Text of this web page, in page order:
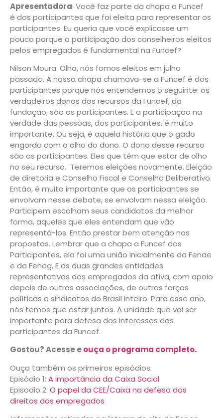
Apresentadora: Você faz parte da chapa a Funcef
é dos participantes que foi eleita para representar os
participantes. Eu queria que você explicasse um
pouco porque a participação dos conselheiros eleitos
pelos empregados é fundamental na Funcef?
Nilson Moura: Olha, nós fomos eleitos em julho
passado. A nossa chapa chamava-se a Funcef é dos
participantes porque nós entendemos o seguinte: os
verdadeiros donos dos recursos da Funcef, da
fundação, são os participantes. E a participação na
verdade das pessoas, dos participantes, é muito
importante. Ou seja, é aquela história que o gado
engorda com o olho do dono. O dono desse recurso
são os participantes. Eles que têm que estar de olho
no seu recurso. Teremos eleições novamente. Eleição
de diretoria e Conselho Fiscal e Conselho Deliberativo.
Então, é muito importante que os participantes se
envolvam nesse debate, se envolvam nessa eleição.
Participem escolham seus candidatos da melhor
forma, aqueles que eles entendam que vão
representá-los. Então prestar bem atenção nas
propostas. Lembrar que a chapa a Funcef dos
Participantes, ela foi uma união inicialmente da Fenae
e da Fenag. E as duas grandes entidades
representativas dos empregados da ativa, com apoio
depois de outras associações, de outras forças
políticas e sindicatos do Brasil inteiro. Para esse ano,
nós temos que estar juntos. A unidade que vai ser
importante para defesa dos interesses dos
participantes da Funcef.
Gostou? Acesse eouça o programa completo.
Ouça também os primeiros episódios:
Episódio 1: A importância da Caixa Social
Episodio 2: O papel da CEE/Caixa na defesa dos
direitos dos empregados